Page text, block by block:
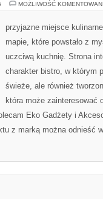
MOŻLIWOŚĆ
przyjazne miejsce
mapie, które powstało z
uczciwą kuchnię. Strona
charakter bistro, w którym
świeże, ale również
która może zainteresować
Eko Gadżety i
z marką można odnieść